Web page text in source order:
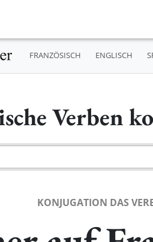
FRANZÖSISCH ENGLISCH
Verben
KONJUGATION DAS